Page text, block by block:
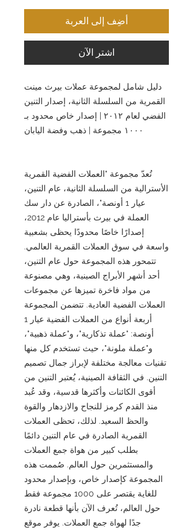
أضِف إلى العربة
اشترِ الآن
دليل شامل لمجموعة عملات بيرث مينت
القمرية من السلسلة الثانية، إصدار التنين
الفضي لعام ٢٠١٢ | إصدار خاص محدود بـ
١٠٠٠ مجموعة | ذهب وفضة اليابان
تُعدّ مجموعة "العملات الفضية القمرية
الأسترالية من السلسلة الثانية، عام التنين،
عيار 1 أونصة"، الصادرة عن دار سك
العملة في بيرث بأستراليا عام 2012،
إصدارًا خاصًا محدودًا يحظى بشعبية
واسعة في سوق العملات القمرية العالمي.
تتمحور هذه المجموعة حول عام التنين،
أحد أشهر الأبراج الصينية، وهي مصنوعة
من مواد فاخرة تميزها عن مجموعات
العملات الفضية العادية. تتضمن المجموعة
أربعة أنواع من العملات الفضية عيار 1
أونصة: "عملة تذكارية"، و"عملة ذهبية"،
و"عملة ملونة"، حيث تستخدم كل منها
تقنيات معالجة مختلفة لإبراز جمال تصميم
التنين. في الثقافة الصينية، يُعتبر التنين من
أقوى الكائنات وأكثرها قدسية، وقد عُبد
منذ القدم كرمز للنجاح والازدهار والقوة
والحظ السعيد. لذلك، تحظى العملات
القمرية الصادرة في عام التنين دائمًا
بطلب كبير من هواة جمع العملات
والمستثمرين حول العالم. صُممت هذه
المجموعة كإصدار خاص، وبإصدار محدود
للغاية يقتصر على 1000 مجموعة فقط
حول العالم، تُعرف الآن بأنها قطعة نادرة
جدًا لهواة جمع العملات. يوفر موقع